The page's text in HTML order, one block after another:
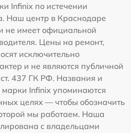
Infinix по истечении
Наш центр в Краснодаре
не имеет официальной
Цены на ремонт,
исключительно
и не являются публичной
437 ГК РФ. Названия и
марки Infinix упоминаются
целях — чтобы обозначить
мы работаем. Наша
с владельцами